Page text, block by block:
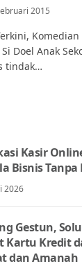
2015
Doel Anak
tindak…
Kasir
Bisnis Tanpa
2026
Gestun,
Kartu Kredit
dan Amanah